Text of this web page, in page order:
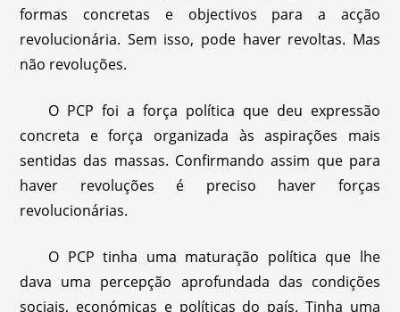
formas concretas e objectivos para a acção
revolucionária. Sem isso, pode haver revoltas. Mas
não revoluções.
O PCP foi a força política que deu expressão
concreta e força organizada às aspirações mais
sentidas das massas. Confirmando assim que para
haver revoluções é preciso haver forças
revolucionárias.
O PCP tinha uma maturação política que lhe
dava uma percepção aprofundada das condições
sociais, económicas e políticas do país. Tinha uma